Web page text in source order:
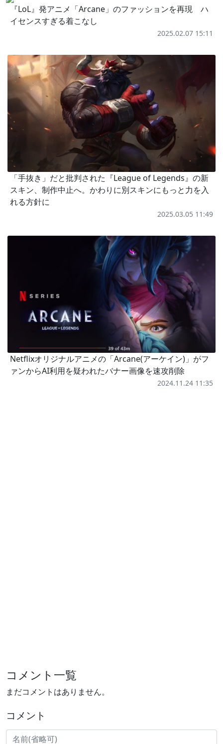
『LoL』発アニメ「Arcane」のファッションを再現 ハ
イセンスすぎる着こなし
2025.02.07 15:11
「手抜き」だと批判された『League of Legends』の新
スキン、制作中止へ。かわりに別スキンにもっと力を入
れる方針に
2025.03.05 11:49
Netflixオリジナルアニメの「Arcane(アーケイン)」がフ
ァンからAI利用を疑われたバナー画像を速攻削除
2024.11.24 11:35
コメント一覧
まだコメントはありません。
コメント